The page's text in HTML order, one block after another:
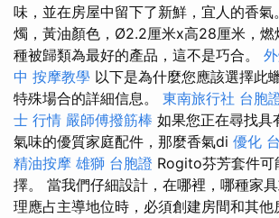
味，並在房屋中留下了新鮮，宜人的香
燭，黃油顏色，Ø2.2厘米x高28厘米，燃
種被歸類為最好的產品，這不是巧合。
中 按摩教學 以下是為什麼您應該選擇此
特殊場合的詳細信息。 東南旅行社 台胞
士 行情 嚴師傅撥筋棒 如果您正在尋找具
氣味的優質家庭配件，那麼香氣di 優化
精油按摩 雄獅 台胞證 Rogito芬芳套件可
擇。 當我們仔細設計，在哪裡，哪種家
理應占主導地位時，必須創建房間和其他